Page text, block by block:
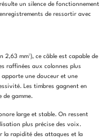
un silence de fonctionnement
de ressortir avec
2,63 mm²), ce câble est capable de
raffinées aux colonnes plus
une douceur et une
Les timbres gagnent en
de gamme.
large et stable. On ressent
plus précise des voix.
la rapidité des attaques et la